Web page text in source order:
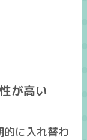
が高い
的に入れ替わ